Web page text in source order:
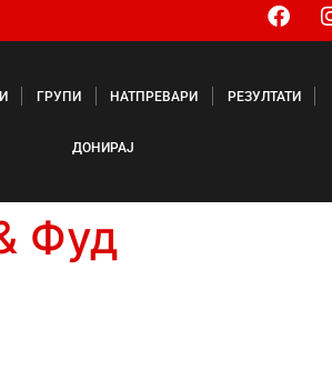
ГРУПИ НАТПРЕВАРИ РЕЗУЛТАТИ
ДОНИРАЈ
Фуд